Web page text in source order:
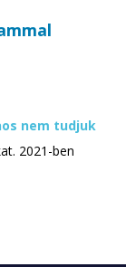
nem tudjuk
2021-ben